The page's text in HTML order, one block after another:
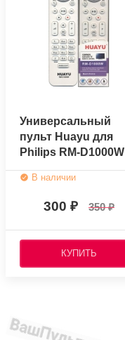
Универсальный
пульт Huayu для
Philips RM-D1000W
В наличии
300 350
КУПИТЬ